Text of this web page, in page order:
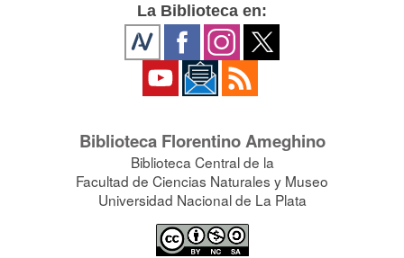
La Biblioteca en:
Biblioteca Florentino Ameghino
Biblioteca Central de la
Facultad de Ciencias Naturales y Museo
Universidad Nacional de La Plata